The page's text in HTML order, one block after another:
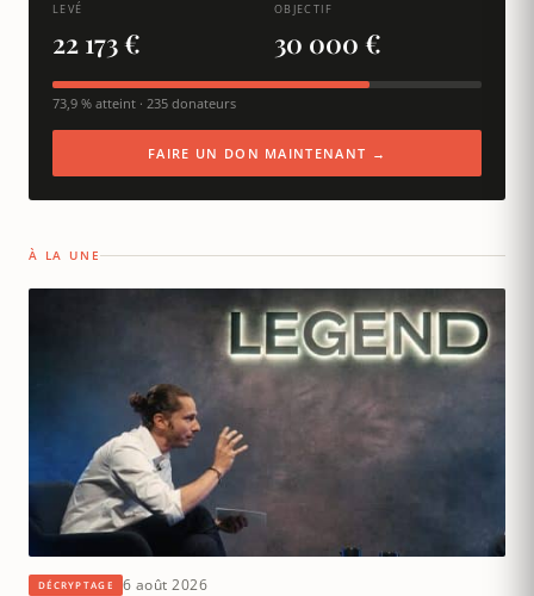
LEVÉ
22 173 €
OBJECTIF
30 000 €
73,9 % atteint · 235 donateurs
FAIRE UN DON MAINTENANT →
À LA UNE
DÉCRYPTAGE 6 août 2026